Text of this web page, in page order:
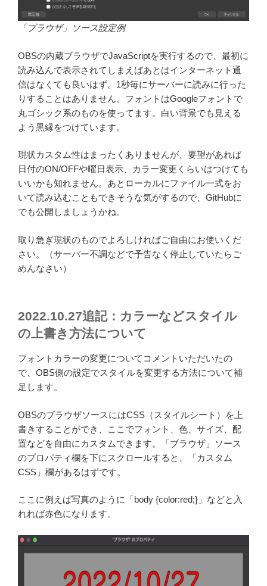
「ブラウザ」ソース設定例
OBSの内蔵ブラウザでJavaScriptを実行するので、最初に
読み込んで表示されてしまえばあとはインターネット通
信はなくても良いはず。1秒毎にサーバーに読みに行った
りすることはありません。フォントはGoogleフォントで
丸ゴシック系のものを使ってます。白い背景でも見える
よう黒縁をつけています。
現状カスタム性はまったくありませんが、要望があれば
日付のON/OFFや曜日表示、カラー変更くらいはつけても
いいかも知れません。あとローカルにファイル一式をお
いて読み込むこともできそうな気がするので、GitHubに
でも公開しましょうかね。
取り急ぎ現状のものでよろしければご自由にお使いくだ
さい。（サーバー不調などで予告なく停止していたらご
めんなさい）
2022.10.27追記：カラーなどスタイル
の上書き方法について
フォントカラーの変更についてコメントいただいたの
で、OBS側の設定でスタイルを変更する方法について補
足します。
OBSのブラウザソースにはCSS（スタイルシート）を上
書きすることができ、ここでフォント、色、サイズ、配
置などを自由にカスタムできます。「ブラウザ」ソース
のプロパティ欄を下にスクロールすると、「カスタム
CSS」欄があるはずです。
ここに例えば写真のように「body {color:red;}」などと入
れれば赤色になります。